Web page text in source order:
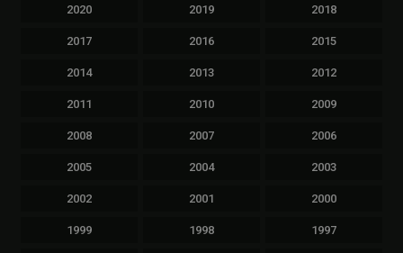
2020 2019 2018
2017 2016 2015
2014 2013 2012
2011 2010 2009
2008 2007 2006
2005 2004 2003
2002 2001 2000
1999 1998 1997